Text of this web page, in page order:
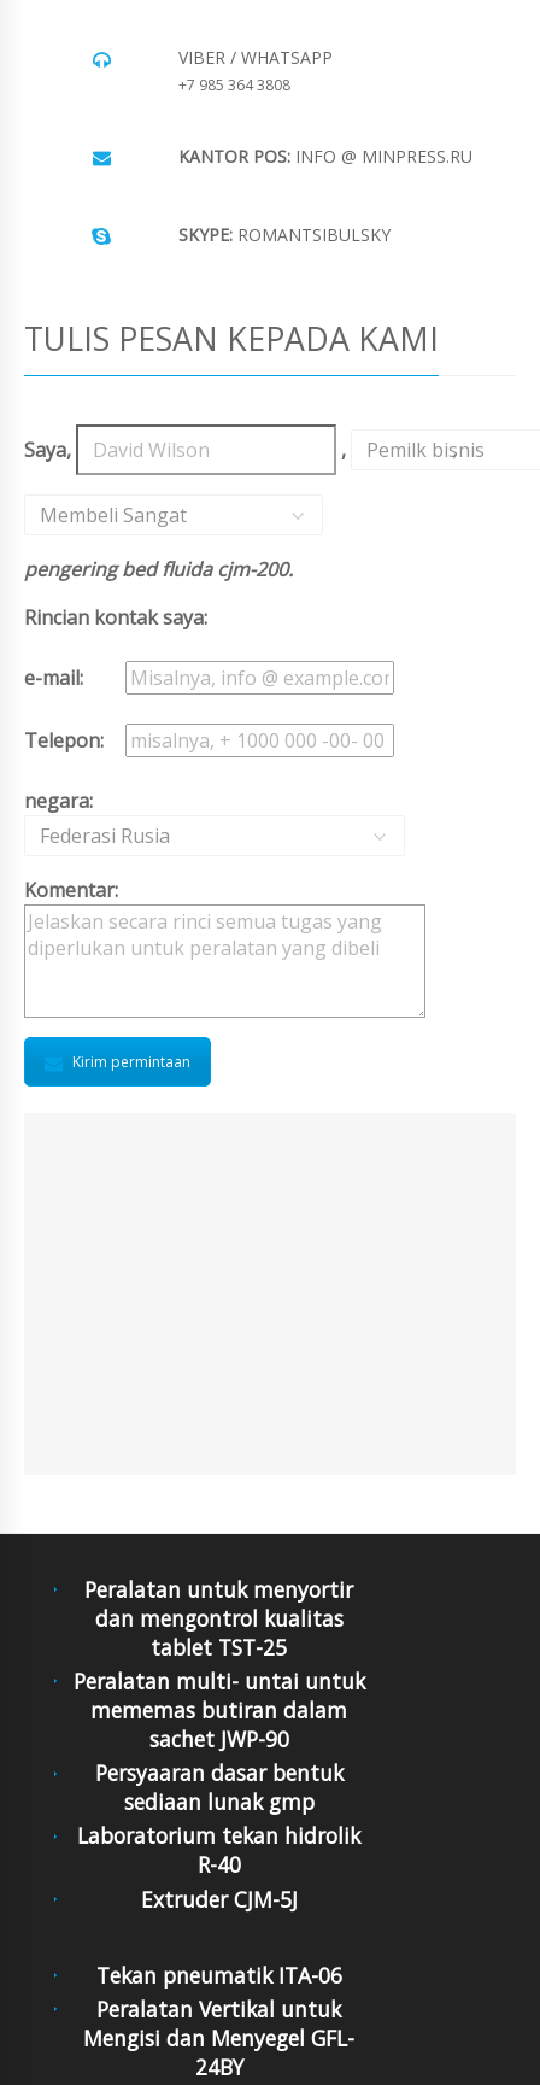
VIBER / WHATSAPP
+7 985 364 3808
KANTOR POS: INFO @ MINPRESS.RU
SKYPE: ROMANTSIBULSKY
TULIS PESAN KEPADA KAMI
Saya, , Pemilk bisnis
,
Membeli Sangat
pengering bed fluida cjm-200.
Rincian kontak saya:
e-mail:
Telepon:
negara:
Federasi Rusia
Komentar:
Kirim permintaan
Peralatan untuk menyortir
dan mengontrol kualitas
tablet TST-25
Peralatan multi- untai untuk
mememas butiran dalam
sachet JWP-90
Persyaaran dasar bentuk
sediaan lunak gmp
Laboratorium tekan hidrolik
R-40
Extruder CJM-5J
Tekan pneumatik ITA-06
Peralatan Vertikal untuk
Mengisi dan Menyegel GFL-
24BY